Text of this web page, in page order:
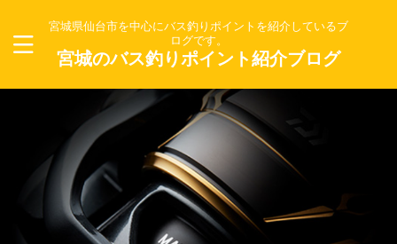
宮城県仙台市を中心にバス釣りポイントを紹介しているブ
ログです。
宮城のバス釣りポイント紹介ブログ